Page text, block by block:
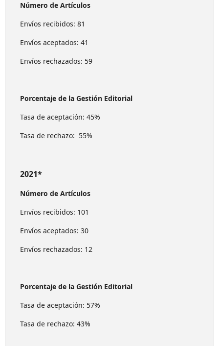
Número de Artículos
Envíos recibidos: 81
Envíos aceptados: 41
Envíos rechazados: 59
Porcentaje de la Gestión Editorial
Tasa de aceptación: 45%
Tasa de rechazo: 55%
2021*
Número de Artículos
Envíos recibidos: 101
Envíos aceptados: 30
Envíos rechazados: 12
Porcentaje de la Gestión Editorial
Tasa de aceptación: 57%
Tasa de rechazo: 43%